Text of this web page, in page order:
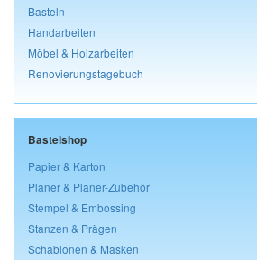
Basteln
Handarbeiten
Möbel & Holzarbeiten
Renovierungstagebuch
Bastelshop
Papier & Karton
Planer & Planer-Zubehör
Stempel & Embossing
Stanzen & Prägen
Schablonen & Masken